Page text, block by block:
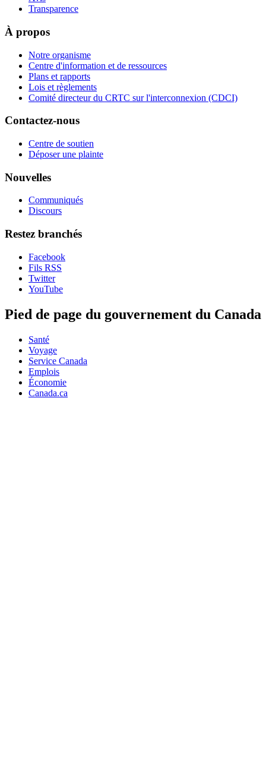
Transparence
À propos
Notre organisme
Centre d'information et de ressources
Plans et rapports
Lois et règlements
Comité directeur du CRTC sur l'interconnexion (CDCI)
Contactez-nous
Centre de soutien
Déposer une plainte
Nouvelles
Communiqués
Discours
Restez branchés
Facebook
Fils RSS
Twitter
YouTube
Pied de page du gouvernement du Canada
Santé
Voyage
Service Canada
Emplois
Économie
Canada.ca